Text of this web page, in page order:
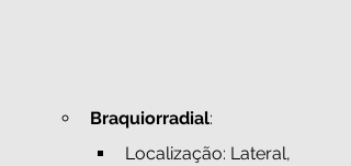
Braquiorradial:
Localização: Lateral,